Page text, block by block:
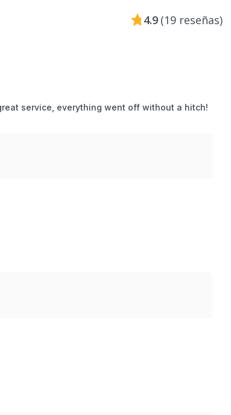
4.9 (19 reseñas)
service, everything went off without a hitch!